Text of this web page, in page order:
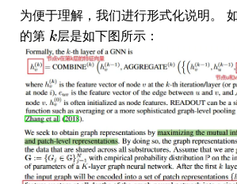
为便于理解，我们进行形式化说明。
的第
层是如下图所示：